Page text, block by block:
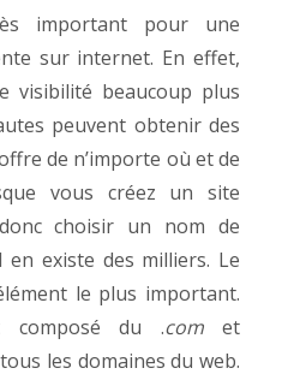
important pour une
sur internet. En effet,
visibilité beaucoup plus
peuvent obtenir des
de n’importe où et de
vous créez un site
choisir un nom de
en existe des milliers. Le
le plus important.
composé du .comet
les domaines du web.